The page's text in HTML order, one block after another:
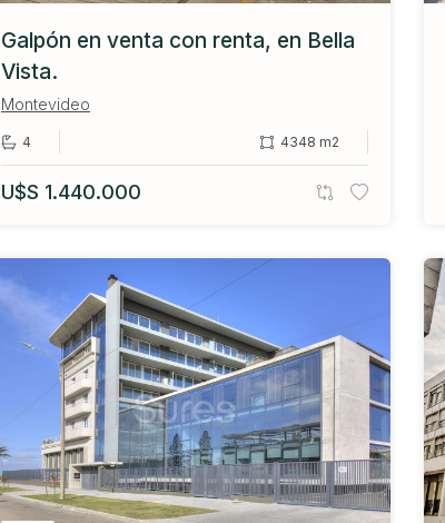
Galpón en venta con renta, en Bella
Vista.
Montevideo
4 4348 m2
U$S 1.440.000